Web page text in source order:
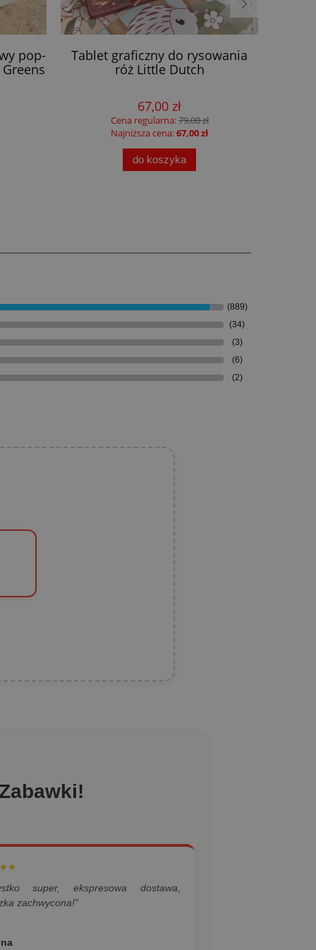
pop-
Tablet graficzny do rysowania
róż Little Dutch
67,00 zł
Cena regularna:79,00 zł
Najniższa cena:67,00 zł
do koszyka
(889)
(34)
(3)
(6)
(2)
super, ekspresowa dostawa,
zachwycona!”